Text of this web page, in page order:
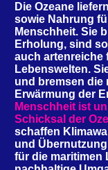
Die Ozeane
sowie Nahrung
Menschheit. Sie
Erholung, sind
auch artenreiche
Lebenswelten.
und bremsen die
Erwärmung der
Menschheit ist
Schicksal der
schaffen
und
für die maritimen